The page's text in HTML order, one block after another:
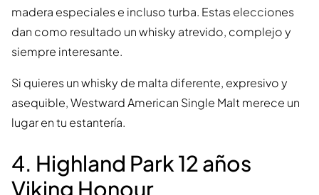
madera especiales e incluso turba. Estas elecciones
dan como resultado un whisky atrevido, complejo y
siempre interesante.
Si quieres un whisky de malta diferente, expresivo y
asequible, Westward American Single Malt merece un
lugar en tu estantería.
4. Highland Park 12 años
Viking Honour